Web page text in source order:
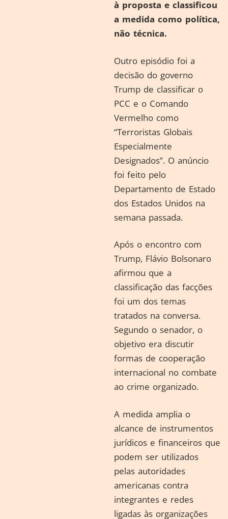
à proposta e classificou
a medida como política,
não técnica.
Outro episódio foi a
decisão do governo
Trump de classificar o
PCC e o Comando
Vermelho como
“Terroristas Globais
Especialmente
Designados”. O anúncio
foi feito pelo
Departamento de Estado
dos Estados Unidos na
semana passada.
Após o encontro com
Trump, Flávio Bolsonaro
afirmou que a
classificação das facções
foi um dos temas
tratados na conversa.
Segundo o senador, o
objetivo era discutir
formas de cooperação
internacional no combate
ao crime organizado.
A medida amplia o
alcance de instrumentos
jurídicos e financeiros que
podem ser utilizados
pelas autoridades
americanas contra
integrantes e redes
ligadas às organizações